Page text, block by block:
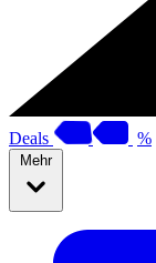
Deals %
Mehr